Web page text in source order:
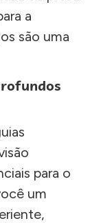
a
são uma
para o
um